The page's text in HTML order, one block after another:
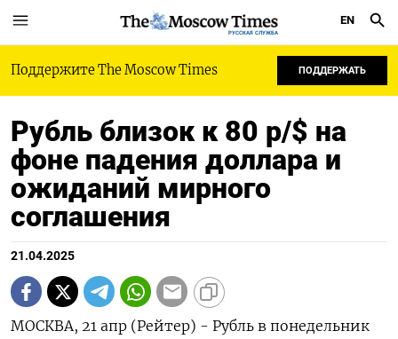
РУССКАЯ СЛУЖБА
EN
Поддержите The Moscow Times ПОДДЕРЖАТЬ
Рубль близок к 80 р/$ на
фоне падения доллара и
ожиданий мирного
соглашения
21.04.2025
МОСКВА, 21 апр (Рейтер) - Рубль в понедельник